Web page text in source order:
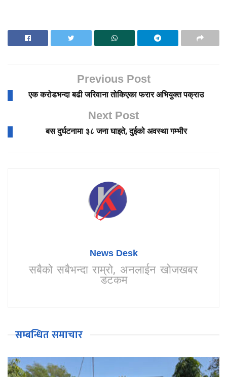
Previous Post
एक करोडभन्दा बढी जरिवाना तोकिएका फरार अभियुक्त पक्राउ
Next Post
बस दुर्घटनामा ३८ जना घाइते, दुईको अवस्था गम्भीर
News Desk
सबैको सबैभन्दा राम्रो, अनलाईन खोजखबर
डटकम
सम्बन्धित समाचार